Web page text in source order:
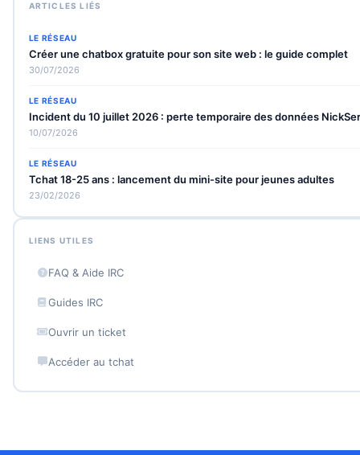
ARTICLES LIÉS
LE RÉSEAU
Créer une chatbox gratuite pour son site web : le guide complet
30/07/2026
LE RÉSEAU
Incident du 10 juillet 2026 : perte temporaire des données
10/07/2026
LE RÉSEAU
Tchat 18-25 ans : lancement du mini-site pour jeunes adultes
23/02/2026
LIENS UTILES
FAQ & Aide IRC
Guides IRC
Ouvrir un ticket
Accéder au tchat